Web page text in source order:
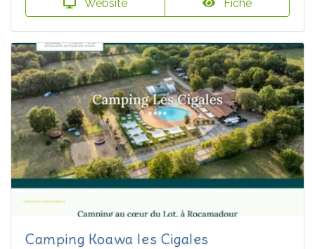
Website Fiche
Camping Koawa les Cigales